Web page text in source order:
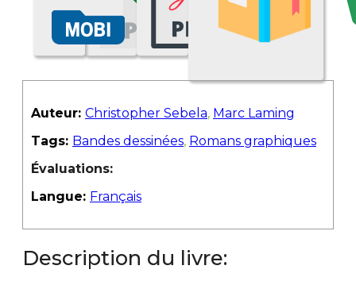
Auteur: Christopher Sebela, Marc Laming
Tags: Bandes dessinées, Romans graphiques
Évaluations:
Langue: Français
Description du livre: